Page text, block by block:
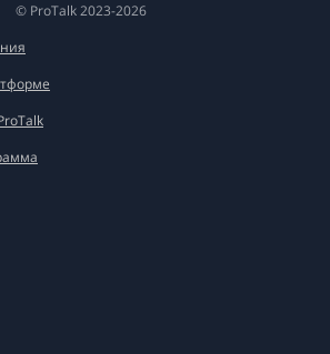
© ProTalk 2023-2026